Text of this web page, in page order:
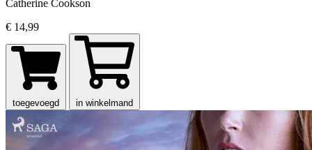
Catherine Cookson
€ 14,99
toegevoegd in winkelmand